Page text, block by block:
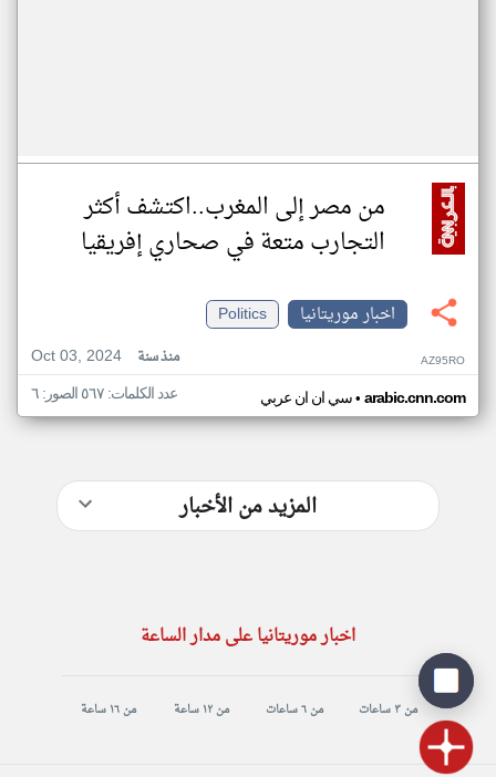
من مصر إلى المغرب..اكتشف أكثر
التجارب متعة في صحاري إفريقيا
اخبار موريتانيا
Politics
Oct 03, 2024
منذ سنة AZ95RO
سي ان ان عربي• arabic.cnn.com عدد الكلمات: ٥٦٧ الصور: ٦
المزيد من الأخبار
اخبار موريتانيا على مدار الساعة
من ٣ ساعات من ٦ ساعات من ١٢ ساعة من ١٦ ساعة